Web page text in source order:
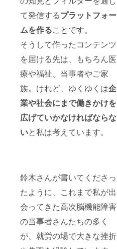
て発信するプラットフォー
ムを作ることです。
そうして作ったコンテンツ
を届ける先は、もちろん医
療や福祉、当事者やご家
族。けれど、ゆくゆくは企
業や社会にまで働きかけを
広げていかなければならな
いと私は考えています。
鈴木さんが書いてくださっ
たように、これまで私が出
会ってきた高次脳機能障害
の当事者さんたちの多く
が、就労の場で大きな挫折